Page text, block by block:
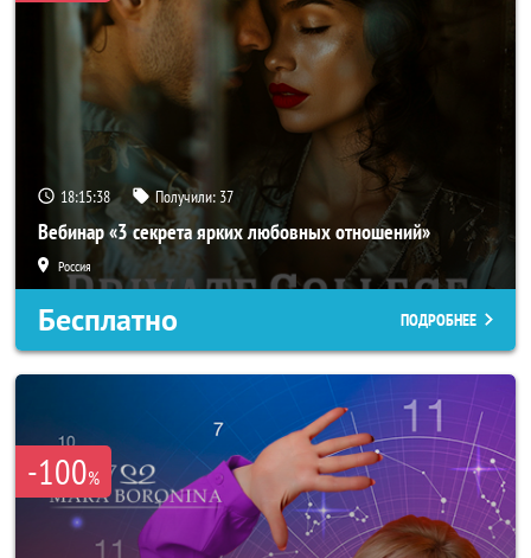
18:15:35 Получили: 37
Вебинар «3 секрета ярких любовных отношений»
Россия
Бесплатно ПОДРОБНЕЕ
-100%